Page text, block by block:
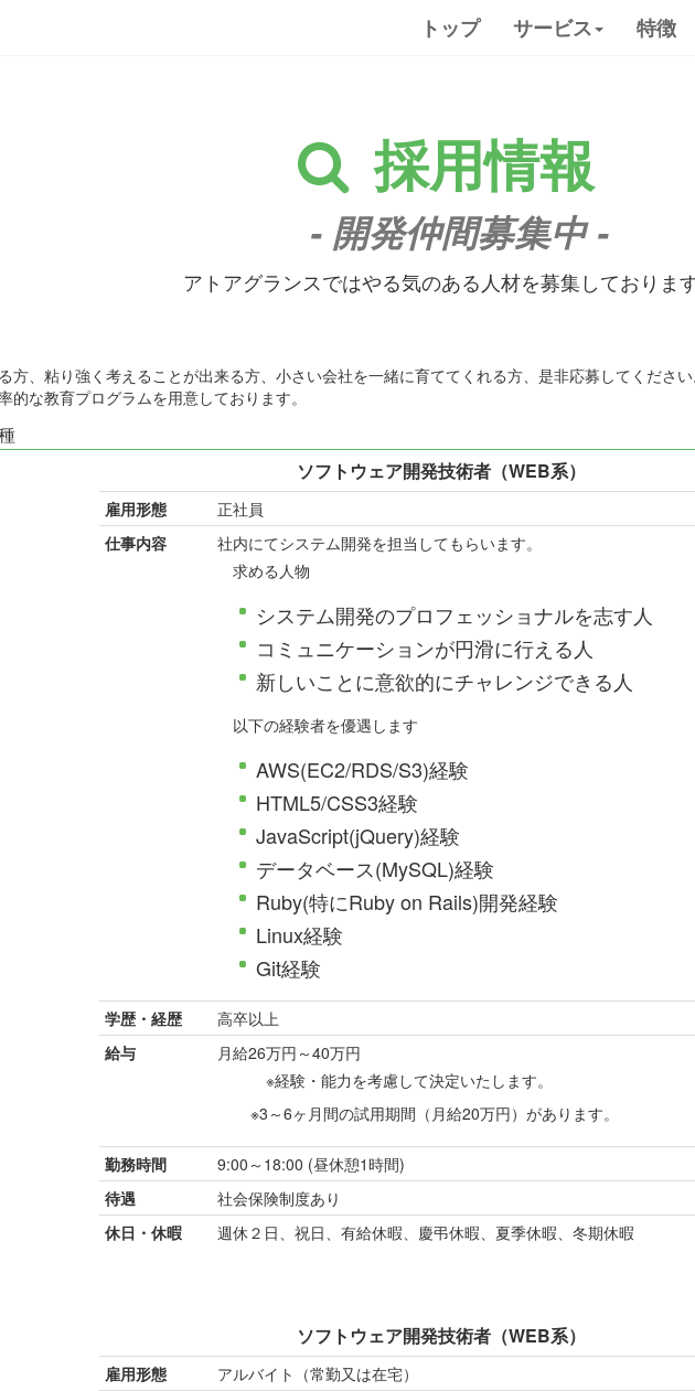
トップ サービス 特徴
採用情報
- 開発仲間募集中 -
アトアグランスではやる気のある人材を募集しております
方、粘り強く考えることが出来る方、小さい会社を一緒に育ててくれる方、是非応募してくださ
的な教育プログラムを用意しております。
ソフトウェア開発技術者（WEB系）
雇用形態
正社員
仕事内容
社内にてシステム開発を担当してもらいます。
求める人物
システム開発のプロフェッショナルを志す人
コミュニケーションが円滑に行える人
新しいことに意欲的にチャレンジできる人
以下の経験者を優遇します
AWS(EC2/RDS/S3)経験
HTML5/CSS3経験
JavaScript(jQuery)経験
データベース(MySQL)経験
Ruby(特にRuby on Rails)開発経験
Linux経験
Git経験
学歴・経歴
高卒以上
給与
月給26万円～40万円
※経験・能力を考慮して決定いたします。
※3～6ヶ月間の試用期間（月給20万円）があります。
勤務時間
9:00～18:00 (昼休憩1時間)
待遇
社会保険制度あり
休日・休暇
週休２日、祝日、有給休暇、慶弔休暇、夏季休暇、冬期休暇
ソフトウェア開発技術者（WEB系）
雇用形態
アルバイト（常勤又は在宅）